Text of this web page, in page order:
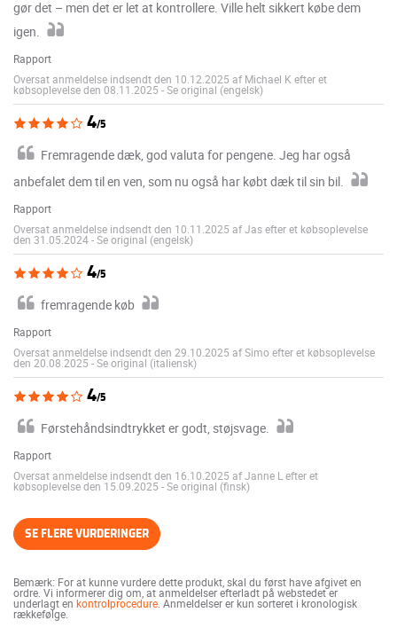
gør det – men det er let at kontrollere. Ville helt sikkert købe dem
igen.
Rapport
Oversat anmeldelse indsendt den 10.12.2025 af Michael K efter et
købsoplevelse den 08.11.2025 -Se original (engelsk)
4/5
Fremragende dæk, god valuta for pengene. Jeg har også
anbefalet dem til en ven, som nu også har købt dæk til sin bil.
Rapport
Oversat anmeldelse indsendt den 10.11.2025 af Jas efter et købsoplevelse
den 31.05.2024-Se original (engelsk)
4/5
fremragende køb
Rapport
Oversat anmeldelse indsendt den 29.10.2025 af Simo efter et købsoplevelse
den 20.08.2025 -Se original (italiensk)
4/5
Førstehåndsindtrykket er godt, støjsvage.
Rapport
Oversat anmeldelse indsendt den 16.10.2025 af Janne L efter et
købsoplevelse den 15.09.2025 -Se original (finsk)
SE FLERE VURDERINGER
Bemærk: For at kunne vurdere dette produkt, skal du først have afgivet en
ordre. Vi informerer dig om, at anmeldelser efterladt på webstedet er
underlagt en kontrolprocedure . Anmeldelser er kun sorteret i kronologisk
rækkefølge.